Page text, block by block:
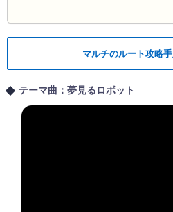
マルチのルート攻略
テーマ曲：夢見るロボット